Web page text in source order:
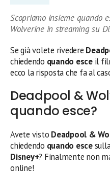
Scopriamo insieme quando
Wolverine in streaming su
Se già volete rivedere
chiedendo quando esceil
ecco la risposta che fa al
Deadpool &
quando esce?
Avete visto Deadpool &
chiedendo quando esce
Disney+? Finalmente non
online!